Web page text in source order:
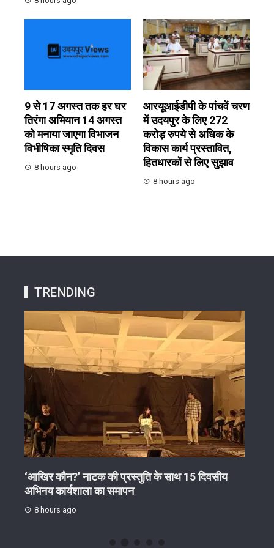
9 से 17 अगस्त तक हर घर
तिरंगा अभियान 14 अगस्त
को मनाया जाएगा विभाजन
विभीषिका स्मृति दिवस
8 hours ago
आरयूआईडीपी के पांचवें चरण
में उदयपुर के लिए 272
करोड़ रुपये से अधिक के
विकास कार्य प्रस्तावित,
हितधारकों से लिए सुझाव
8 hours ago
TRENDING
‘आखिर कौन?’ नाटक की प्रस्तुति के साथ 15 दिवसीय
अभिनय कार्यशाला का समापन
8 hours ago